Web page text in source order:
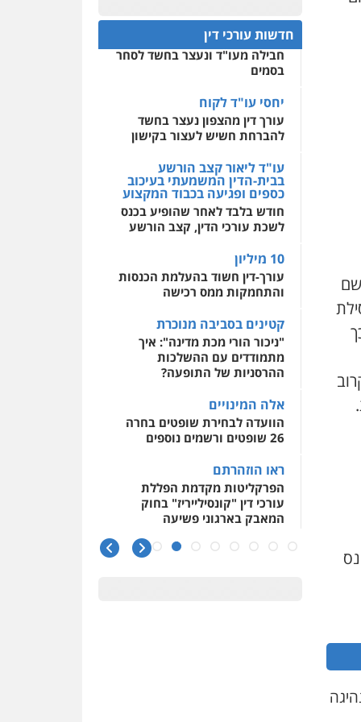
שקל וקנס
0522508109
אחסון אתרים
לעורכי דין
אסירים עבירות מין
שירותים מקצועיים לעורכי
דין
0544500346
חדשות עורכי דין
חפץ חשוד
עצור בתיק ניסיון רצח קיבל
חבילה מעו"ד ונעצר בחשד לסחר
בסמים
יחסי עו"ד לקוח
עורך דין מהצפון נעצר בחשד
להברחת חשיש לעצור בקישון
עו"ד ליאור קצב הורשע
בבית-הדין המשמעתי בעיכוב
כספים ופגיעה בכבוד המקצוע
חודש בלבד לאחר שהופיע בכנס
לשכת עורכי הדין, קצב הורשע
10 מיליון
עורך-דין חשוד בהעלמת הכנסות
והתחמקות ממס רכישה
קטינים בסביבה מנוכרת
"ניכור הורי מכת מדינה": איך
מתמודדים עם ההשלכות
ההרסניות של התופעה?
אלה המינויים
הוועדה לבחירת שופטים בחרה
26 שופטים ורשמים נוספים
ראו הוזהרתם
הפרקליטות מקדמת הפללת
עורכי דין "קונסילייריז" בחוק
המאבק בארגוני פשיעה
משרות אמון